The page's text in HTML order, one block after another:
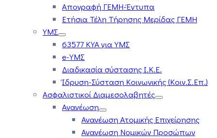
Απογραφή ΓΕΜΗ-Έντυπα
Ετήσια Τέλη Τήρησης Μερίδας ΓΕΜΗ
ΥΜΣ
63577 ΚΥΑ για ΥΜΣ
e-ΥΜΣ
Διαδικασία σύστασης Ι.Κ.Ε.
Ίδρυση-Σύσταση Κοινωνικής (Κοιν.Σ.Επ.)
Ασφαλιστικοί Διαμεσολαβητές
Ανανέωση
Ανανέωση Ατομικής Επιχείρησης
Ανανέωση Νομικών Προσώπων